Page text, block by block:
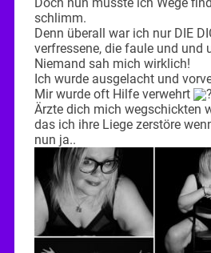
schlimm.
Denn überall war ich nur DIE
verfressene, die faule und und
Niemand sah mich wirklich!
Ich wurde ausgelacht und
Mir wurde oft Hilfe verwehrt
Ärzte dich mich wegschickten
das ich ihre Liege zerstöre
nun ja..